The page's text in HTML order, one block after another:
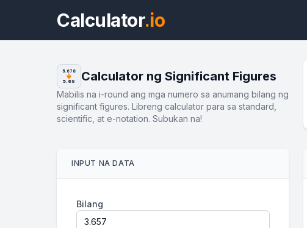
Calculator.io
5.678
5.68 Calculator ng Significant Figures
Mabilis na i-round ang mga numero sa anumang bilang ng
significant figures. Libreng calculator para sa standard,
scientific, at e-notation. Subukan na!
INPUT NA DATA
Bilang